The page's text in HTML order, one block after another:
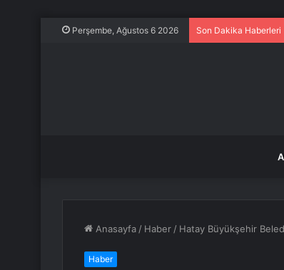
Perşembe, Ağustos 6 2026 Son Dakika Haberleri
Anasayfa / Haber / Hatay Büyükşehir
Haber